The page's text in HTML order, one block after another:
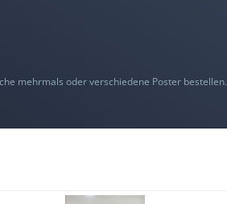
mehrmals oder verschiedene Poster bestellen.